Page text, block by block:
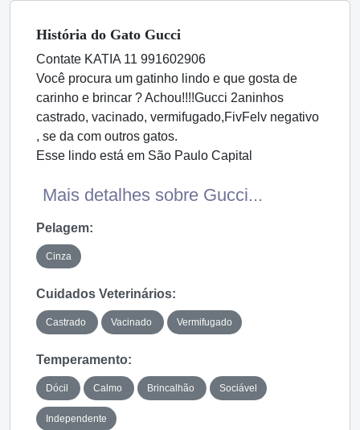
História do Gato Gucci
Contate KATIA 11 991602906
Você procura um gatinho lindo e que gosta de
carinho e brincar ? Achou!!!!Gucci 2aninhos
castrado, vacinado, vermifugado,FivFelv negativo
, se da com outros gatos.
Esse lindo está em São Paulo Capital
Mais detalhes sobre Gucci...
Pelagem:
Cinza
Cuidados Veterinários:
Castrado Vacinado Vermifugado
Temperamento:
Dócil Calmo Brincalhão Sociável
Independente